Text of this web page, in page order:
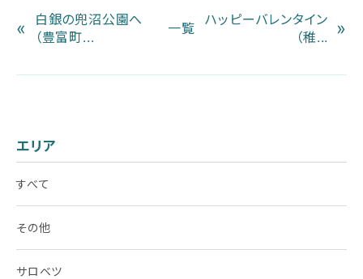
«
白銀の兜沼公園へ
（豊富町...
一覧
ハッピーバレンタイン
（稚...
»
エリア
すべて
その他
サロベツ